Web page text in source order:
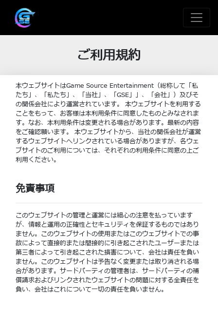
ご利用規約
本ウェブサイトはGame Source Entertainment（総称して「私
たち」、「私たち」、「当社」、「GSE」」、「会社」）及びそ
の関係会社により運営されています。 本ウェブサイトを利用する
ことをもって、お客様は本利用条件に同意したものとみなされま
す。なお、本利用条件は変更される場合があります。最新の内容
をご確認願います。 本ウェブサイトから、当社の関係会社が運営
するウェブサイトへリンクされている場合がありますが、各ウェ
ブサイトのご利用については、それぞれの利用条件に同意の上ご
利用ください。
免責事項
このウェブサイトの管理と運営には細心の注意を払っています
が、情報と運用の正確性とセキュリティを保証するものではあり
ません。このウェブサイトの使用またはこのウェブサイトでの事
故によって直接的または間接的に引き起こされたユーザーまたは
第三者によって引き起こされた損害について、会社は責任を負い
ません。このウェブサイトは予告なく変更または取り消される場
合があります。サードパーティの管理者は、サードパーティの補
償請求およびリンクされたウェブサイトの問題に対する全責任を
負い、会社はこれについて一切の責任を負いません。